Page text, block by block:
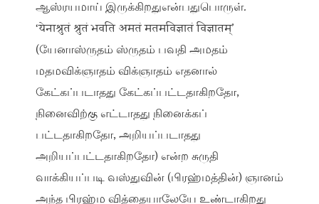
ஆஸ்ரயமாய் இருக்கிறதுஎன்பதுபொருள்.
‘येनाश्रुतं श्रुतं भवति अमतं मतमविज्ञातं विज्ञातम्’
(யேனாஸ்ருதம் ஸ்ருதம் பவதி அமதம்
மதமவிக்ஞாதம் விக்ஞாதம் எதனால்
கேட்கப்படாதது கேட்கப்பட்டதாகிறதோ,
நினைவிற்கு எட்டாதது நினைக்கப்
பட்டதாகிறதோ, அறியப்படாதது
அறியப்பட்டதாகிறதோ) என்ற சுருதி
வாக்கியப்படி வஸ்துவின் (பிரஹ்மத்தின்) ஞானம்
அந்த பிரஹ்ம வித்தையாலேயே உண்டாகிறது